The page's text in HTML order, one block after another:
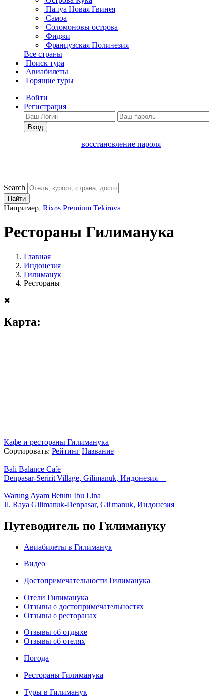
Папуа Новая Гвинея
Самоа
Соломоновы острова
Фиджи
Французская Полинезия
Все страны
Поиск тура
Авиабилеты
Горящие туры
Войти
Регистрация
Вход
восстановление пароля
Search
Найти
Например, Rixos Premium Tekirova
Рестораны Гилиманука
Главная
Индонезия
Гилиманук
Рестораны
✖
Карта:
Кафе и рестораны Гилиманука
Сортировать: Рейтинг Название
Bali Balance Cafe
Denpasar-Seririt Village, Gilimanuk, Индонезия
Warung Ayam Betutu Ibu Lina
Jl. Raya Gilimanuk-Denpasar, Gilimanuk, Индонезия
Путеводитель по Гилимануку
Авиабилеты в Гилиманук
Видео
Достопримечательности Гилиманука
Отели Гилиманука
Отзывы о достопримечательностях
Отзывы о ресторанах
Отзывы об отдыхе
Отзывы об отелях
Погода
Рестораны Гилиманука
Туры в Гилиманук